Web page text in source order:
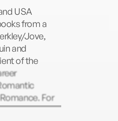
USA
from a
Jove,
and
of the
For
at